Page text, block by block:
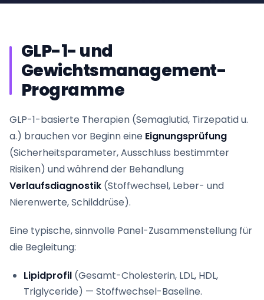
GLP-1- und
Gewichtsmanagement-
Programme
GLP-1-basierte Therapien (Semaglutid, Tirzepatid u.
a.) brauchen vor Beginn eine Eignungsprüfung
(Sicherheitsparameter, Ausschluss bestimmter
Risiken) und während der Behandlung
Verlaufsdiagnostik (Stoffwechsel, Leber- und
Nierenwerte, Schilddrüse).
Eine typische, sinnvolle Panel-Zusammenstellung für
die Begleitung:
Lipidprofil (Gesamt-Cholesterin, LDL, HDL,
Triglyceride) — Stoffwechsel-Baseline.